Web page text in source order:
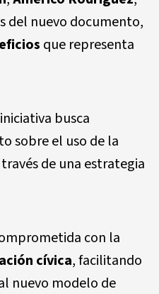
del nuevo documento,
que representa
busca
sobre el uso de la
de una estrategia
con la
cívica, facilitando
nuevo modelo de